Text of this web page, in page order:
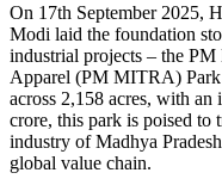
On 17th September 2025,
Modi laid the foundation
industrial projects – the
Apparel (PM MITRA) Park
across 2,158 acres, with
crore, this park is poised to
industry of Madhya
global value chain.